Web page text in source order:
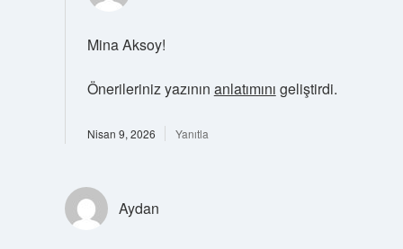
Mina Aksoy!
Önerileriniz yazının anlatımını geliştirdi.
Nisan 9, 2026 Yanıtla
Aydan